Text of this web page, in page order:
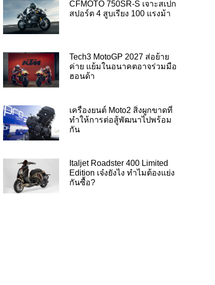
CFMOTO 750SR-S เจาะสเปก
สปอร์ต 4 สูบเรียง 100 แรงม้า
Tech3 MotoGP 2027 ส่อย้าย
ค่าย แย้มในอนาคตอาจร่วมมือ
ฮอนด้า
เครื่องยนต์ Moto2 สิ่งผูกขาดที่
ทำให้การต่อสู้พัฒนาไปพร้อม
กัน
Italjet Roadster 400 Limited
Edition เจ๋งยังไง ทำไมต้องแย่ง
กันซื้อ?